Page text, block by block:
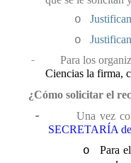
o
o
- Para los
Ciencias la firma,
¿Cómo solicitar el
- Una vez
SECRETARÍA
o Para